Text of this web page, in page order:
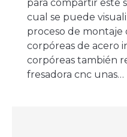
para compartir este
cual se puede
proceso de montaje
corpóreas de acero
corpóreas también
fresadora cnc unas…